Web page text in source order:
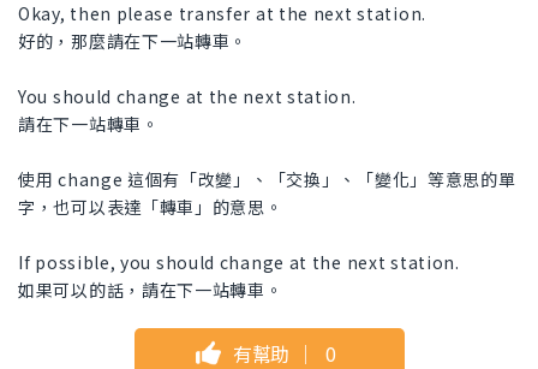
Okay, then please transfer at the next station.
好的，那麼請在下一站轉車。
You should change at the next station.
請在下一站轉車。
使用 change 這個有「改變」、「交換」、「變化」等意思的單
字，也可以表達「轉車」的意思。
If possible, you should change at the next station.
如果可以的話，請在下一站轉車。
有幫助 ｜ 0